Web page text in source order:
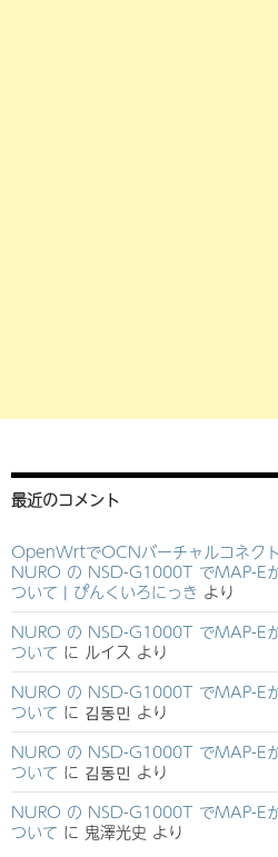
最近のコメント
OpenWrtでOCNバーチャルコネク
NURO の NSD-G1000T でMAP-E
ついて | ぴんくいろにっき より
NURO の NSD-G1000T でMAP-E
ついて に ルイス より
NURO の NSD-G1000T でMAP-E
ついて に 김동민 より
NURO の NSD-G1000T でMAP-E
ついて に 김동민 より
NURO の NSD-G1000T でMAP-E
ついて に 鬼澤光史 より